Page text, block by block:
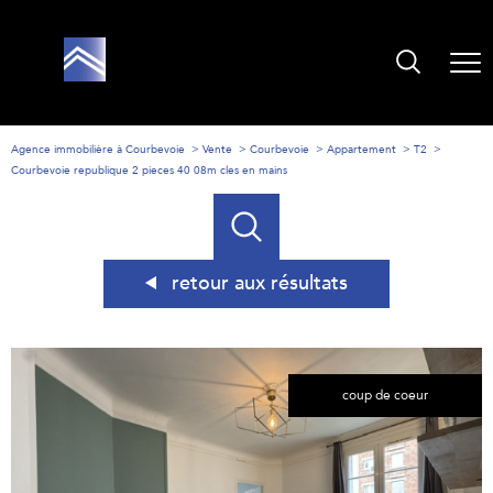
Agence immobilière à Courbevoie Vente Courbevoie Appartement
T2
Courbevoie republique 2 pieces 40 08m cles en mains
retour aux résultats
coup de coeur